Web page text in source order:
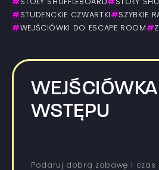
# STOŁY SHUFFLEBOARD# STOŁY
# STUDENCKIE CZWARTKI #SZYBKIE
#WEJŚCIÓWKI DO ESCAPE ROOM #
WSTĘPU
Podaruj dobrą zabawę i czas